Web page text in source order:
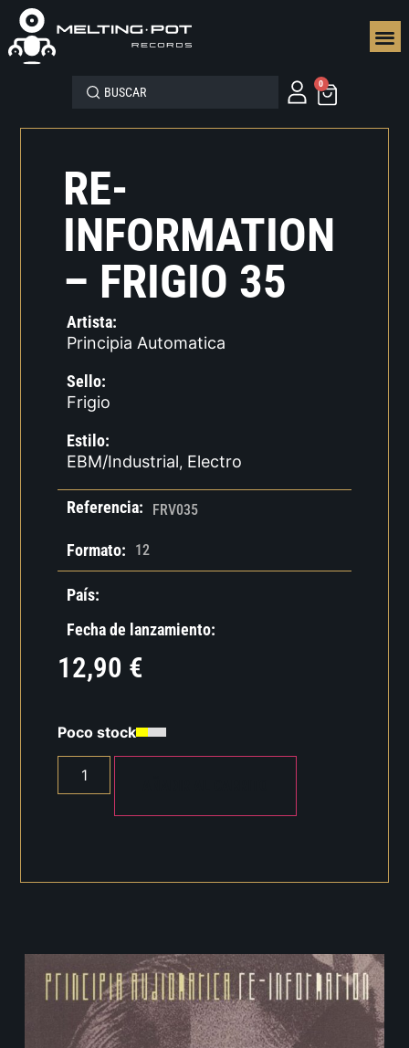
0
RE-
INFORMATION
– FRIGIO 35
Artista:
Principia Automatica
Sello:
Frigio
Estilo:
EBM/Industrial, Electro
Referencia: FRV035
Formato: 12
País:
Fecha de lanzamiento:
12,90 €
Poco stock